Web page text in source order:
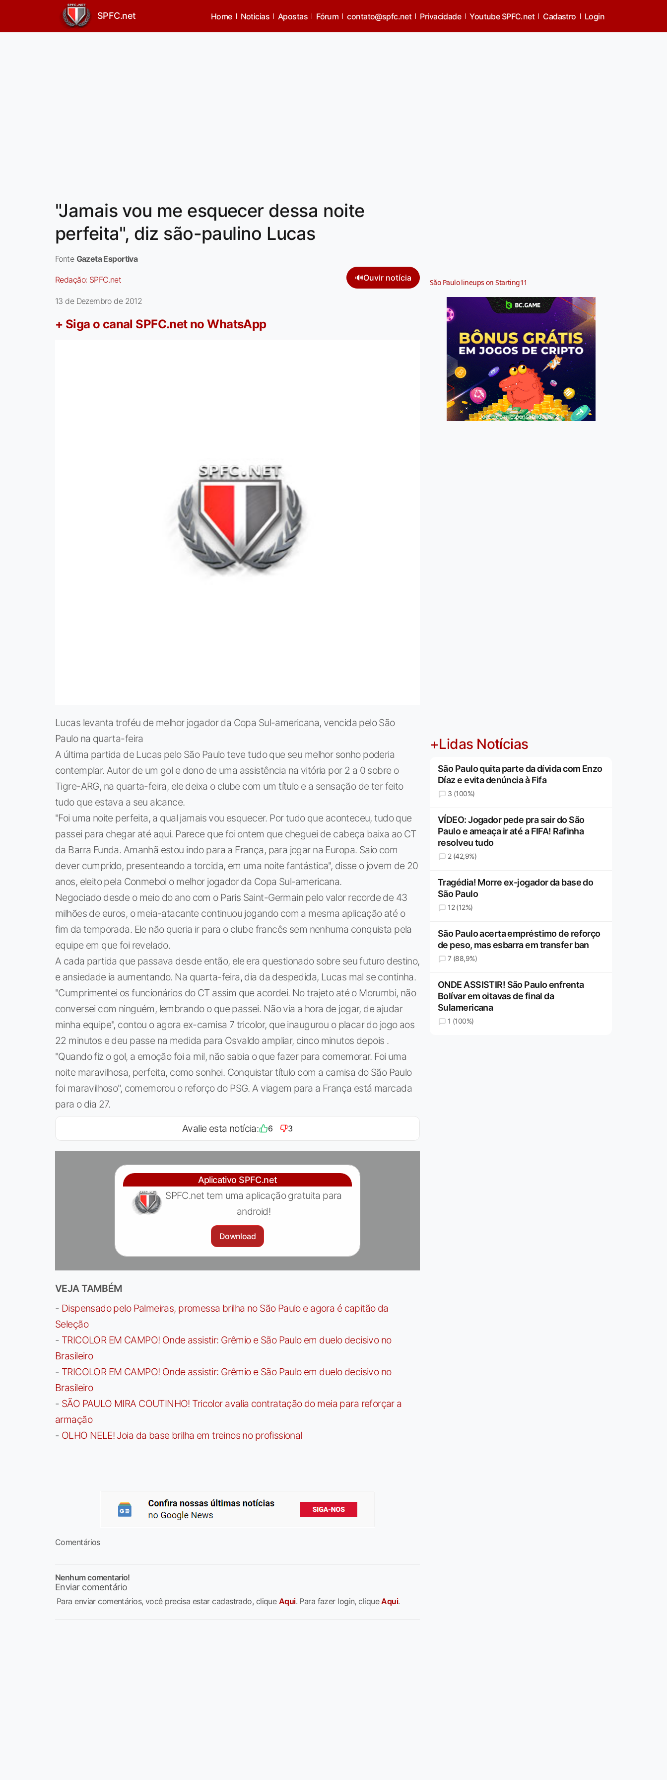
SPFC.net Home Noticias Apostas Fórum contato@spfc.net Privacidade Youtube SPFC.net Cadastro Login
"Jamais vou me esquecer dessa noite
perfeita", diz são-paulino Lucas
Fonte Gazeta Esportiva
Redação: SPFC.net 🔊Ouvir notícia
13 de Dezembro de 2012
+ Siga o canal SPFC.net no WhatsApp
Lucas levanta troféu de melhor jogador da Copa Sul-americana, vencida pelo São
Paulo na quarta-feira
A última partida de Lucas pelo São Paulo teve tudo que seu melhor sonho poderia
contemplar. Autor de um gol e dono de uma assistência na vitória por 2 a 0 sobre o
Tigre-ARG, na quarta-feira, ele deixa o clube com um título e a sensação de ter feito
tudo que estava a seu alcance.
"Foi uma noite perfeita, a qual jamais vou esquecer. Por tudo que aconteceu, tudo que
passei para chegar até aqui. Parece que foi ontem que cheguei de cabeça baixa ao CT
da Barra Funda. Amanhã estou indo para a França, para jogar na Europa. Saio com
dever cumprido, presenteando a torcida, em uma noite fantástica", disse o jovem de 20
anos, eleito pela Conmebol o melhor jogador da Copa Sul-americana.
Negociado desde o meio do ano com o Paris Saint-Germain pelo valor recorde de 43
milhões de euros, o meia-atacante continuou jogando com a mesma aplicação até o
fim da temporada. Ele não queria ir para o clube francês sem nenhuma conquista pela
equipe em que foi revelado.
A cada partida que passava desde então, ele era questionado sobre seu futuro destino,
e ansiedade ia aumentando. Na quarta-feira, dia da despedida, Lucas mal se continha.
"Cumprimentei os funcionários do CT assim que acordei. No trajeto até o Morumbi, não
conversei com ninguém, lembrando o que passei. Não via a hora de jogar, de ajudar
minha equipe", contou o agora ex-camisa 7 tricolor, que inaugurou o placar do jogo aos
22 minutos e deu passe na medida para Osvaldo ampliar, cinco minutos depois .
"Quando fiz o gol, a emoção foi a mil, não sabia o que fazer para comemorar. Foi uma
noite maravilhosa, perfeita, como sonhei. Conquistar título com a camisa do São Paulo
foi maravilhoso", comemorou o reforço do PSG. A viagem para a França está marcada
para o dia 27.
Avalie esta notícia: 6 3
Aplicativo SPFC.net
SPFC.net tem uma aplicação gratuita para
android!
Download
VEJA TAMBÉM
- Dispensado pelo Palmeiras, promessa brilha no São Paulo e agora é capitão da
Seleção
- TRICOLOR EM CAMPO! Onde assistir: Grêmio e São Paulo em duelo decisivo no
Brasileiro
- TRICOLOR EM CAMPO! Onde assistir: Grêmio e São Paulo em duelo decisivo no
Brasileiro
- SÃO PAULO MIRA COUTINHO! Tricolor avalia contratação do meia para reforçar a
armação
- OLHO NELE! Joia da base brilha em treinos no profissional
Comentários
Nenhum comentario!
Enviar comentário
Para enviar comentários, você precisa estar cadastrado, clique Aqui. Para fazer login, cliqueAqui.
São Paulo lineups on Starting11
Jogue com responsabilidade. 18+
+Lidas Notícias
São Paulo quita parte da dívida com Enzo
Díaz e evita denúncia à Fifa
3 (100%)
VÍDEO: Jogador pede pra sair do São
Paulo e ameaça ir até a FIFA! Rafinha
resolveu tudo
2 (42,9%)
Tragédia! Morre ex-jogador da base do
São Paulo
12 (12%)
São Paulo acerta empréstimo de reforço
de peso, mas esbarra em transfer ban
7 (88,9%)
ONDE ASSISTIR! São Paulo enfrenta
Bolívar em oitavas de final da
Sulamericana
1 (100%)